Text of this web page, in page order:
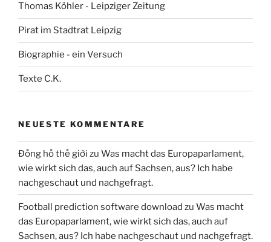
Thomas Köhler - Leipziger Zeitung
Pirat im Stadtrat Leipzig
Biographie - ein Versuch
Texte C.K.
NEUESTE KOMMENTARE
Đồng hồ thế giới zu Was macht das Europaparlament,
wie wirkt sich das, auch auf Sachsen, aus? Ich habe
nachgeschaut und nachgefragt.
Football prediction software download zu Was macht
das Europaparlament, wie wirkt sich das, auch auf
Sachsen, aus? Ich habe nachgeschaut und nachgefragt.